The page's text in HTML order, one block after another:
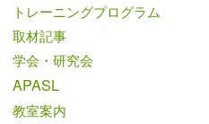
トレーニングプログラム
取材記事
学会・研究会
APASL
教室案内